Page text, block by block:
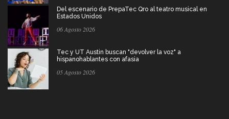
Del escenario de PrepaTec Qro al teatro musical en
Estados Unidos
06 Agosto 2026
Tec y UT Austin buscan "devolver la voz" a
hispanohablantes con afasia
05 Agosto 2026